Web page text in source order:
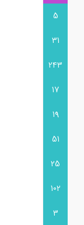
5
31
243
17
19
51
25
102
3